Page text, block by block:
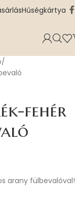
Hűségkártya
fehér
arany fülbevalóval!